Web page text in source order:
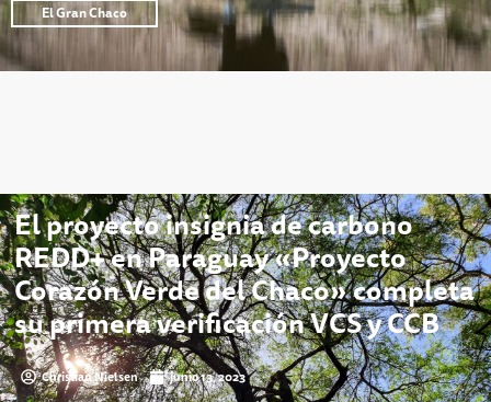
El Gran Chaco
El proyecto insignia de carbono
REDD+ en Paraguay «Proyecto
Corazón Verde del Chaco» completa
su primera verificación VCS y CCB
Christian Nielsen junio 13, 2023